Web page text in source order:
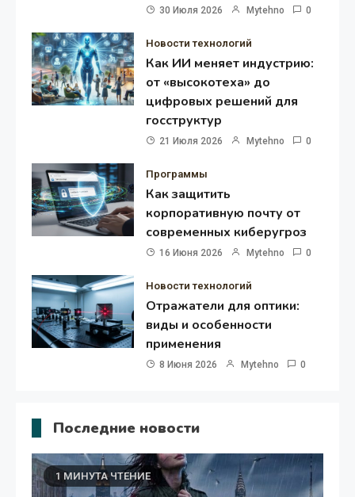
30 Июля 2026 Mytehno 0
Новости технологий
Как ИИ меняет индустрию:
от «высокотеха» до
цифровых решений для
госструктур
21 Июля 2026 Mytehno 0
Программы
Как защитить
корпоративную почту от
современных киберугроз
16 Июня 2026 Mytehno 0
Новости технологий
Отражатели для оптики:
виды и особенности
применения
8 Июня 2026 Mytehno 0
Последние новости
1 МИНУТА ЧТЕНИЕ